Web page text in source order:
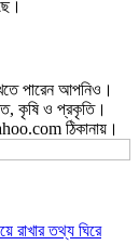
পারেন আপনিও।
কৃষি ও প্রকৃতি।
ঠিকানায়।
রাখার তথ্য ঘিরে